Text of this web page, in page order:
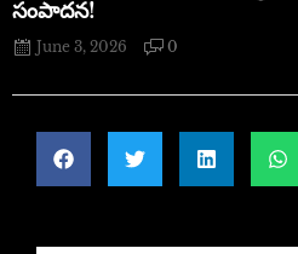
సంపాదన!
June 3, 2026 0